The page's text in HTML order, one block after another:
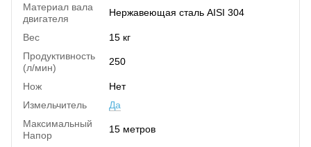
Материал вала
двигателя
Нержавеющая сталь AISI 304
Вес
15 кг
Продуктивность
(л/мин)
250
Нож
Нет
Измельчитель
Да
Максимальный
Напор
15 метров